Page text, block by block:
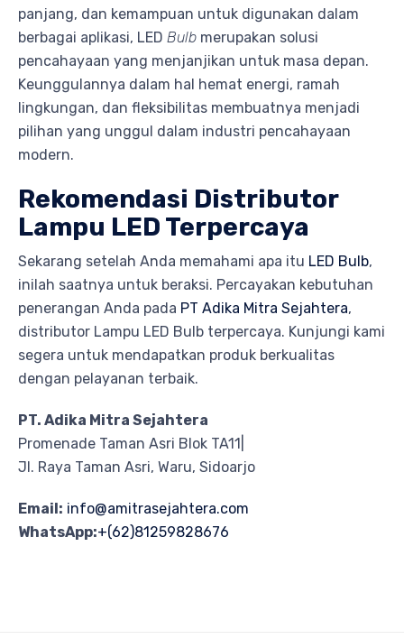
panjang, dan kemampuan untuk digunakan dalam
berbagai aplikasi, LED Bulb merupakan solusi
pencahayaan yang menjanjikan untuk masa depan.
Keunggulannya dalam hal hemat energi, ramah
lingkungan, dan fleksibilitas membuatnya menjadi
pilihan yang unggul dalam industri pencahayaan
modern.
Rekomendasi Distributor
Lampu LED Terpercaya
Sekarang setelah Anda memahami apa itu LED Bulb,
inilah saatnya untuk beraksi. Percayakan kebutuhan
penerangan Anda pada PT Adika Mitra Sejahtera,
distributor Lampu LED Bulb terpercaya. Kunjungi kami
segera untuk mendapatkan produk berkualitas
dengan pelayanan terbaik.
PT. Adika Mitra Sejahtera
Promenade Taman Asri Blok TA11|
Jl. Raya Taman Asri, Waru, Sidoarjo
Email: info@amitrasejahtera.com
WhatsApp:+(62)81259828676